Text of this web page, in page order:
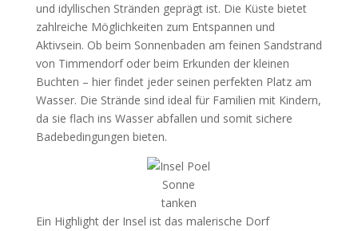
und idyllischen Stränden geprägt ist. Die Küste bietet
zahlreiche Möglichkeiten zum Entspannen und
Aktivsein. Ob beim Sonnenbaden am feinen Sandstrand
von Timmendorf oder beim Erkunden der kleinen
Buchten – hier findet jeder seinen perfekten Platz am
Wasser. Die Strände sind ideal für Familien mit Kindern,
da sie flach ins Wasser abfallen und somit sichere
Badebedingungen bieten.
Sonne
tanken
Ein Highlight der Insel ist das malerische Dorf